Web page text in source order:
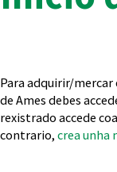
Para adquirir/
de Ames debes
rexistrado accede
contrario, crea unha